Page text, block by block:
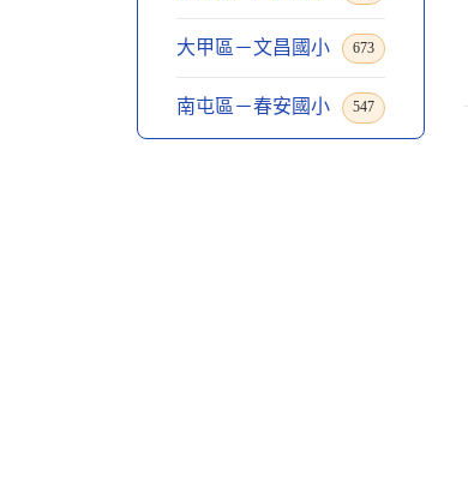
大甲區－文昌國小 673
南屯區－春安國小 547